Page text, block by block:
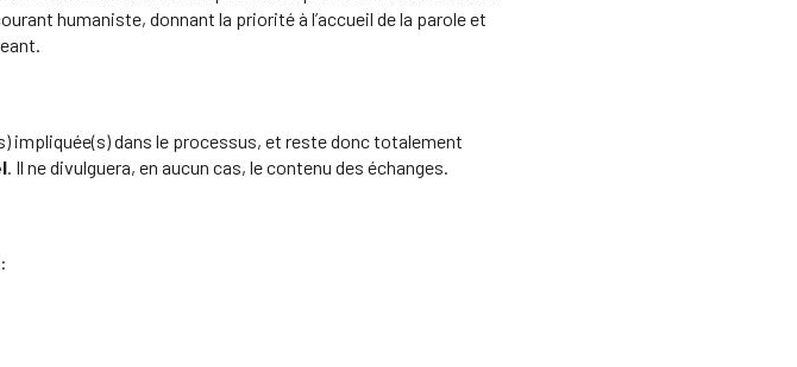
humaniste, donnant la priorité à l’accueil de la parole et
impliquée(s) dans le processus, et reste donc totalement
. Il ne divulguera, en aucun cas, le contenu des échanges.